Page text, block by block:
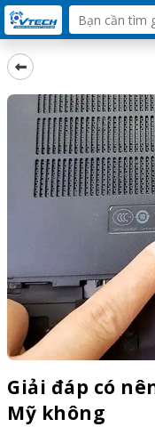
Giải đáp có
Mỹ không